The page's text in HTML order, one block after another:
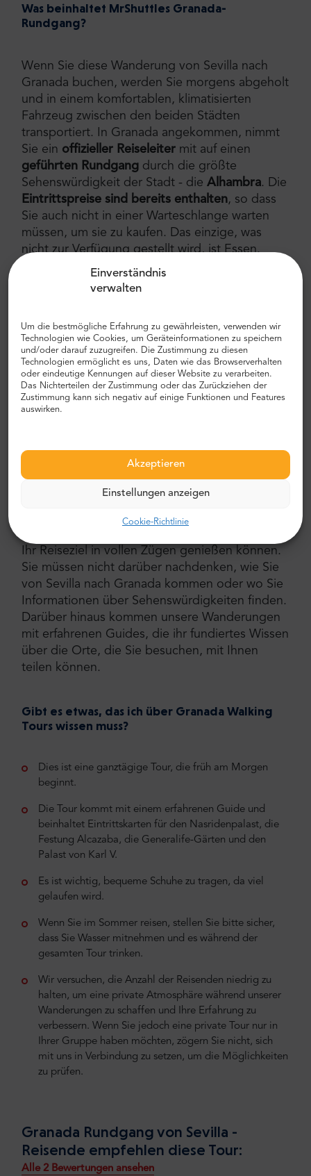
Einverständnis
verwalten
Um die bestmögliche Erfahrung zu gewährleisten, verwenden wir
Technologien wie Cookies, um Geräteinformationen zu speichern
und/oder darauf zuzugreifen. Die Zustimmung zu diesen
Technologien ermöglicht es uns, Daten wie das Browserverhalten
oder eindeutige Kennungen auf dieser Website zu verarbeiten.
Das Nichterteilen der Zustimmung oder das Zurückziehen der
Zustimmung kann sich negativ auf einige Funktionen und Features
auswirken.
Akzeptieren
Einstellungen anzeigen
Cookie-Richtlinie
Was beinhaltet MrShuttles Granada-
Rundgang?
Wenn Sie diese Wanderung von Sevilla nach
Granada buchen, werden Sie morgens abgeholt
und in einem komfortablen, klimatisierten
Fahrzeug zwischen den beiden Städten
transportiert. In Granada angekommen, nimmt
Sie ein offizieller Reiseleiter mit auf einen
geführten Rundgang durch die größte
Sehenswürdigkeit der Stadt - die Alhambra. Die
Eintrittspreise sind bereits enthalten, so dass
Sie auch nicht in einer Warteschlange warten
müssen, um sie zu kaufen. Das einzige, was
nicht zur Verfügung gestellt wird, ist Essen.
Nachdem die Wanderung beendet ist und Sie
eine gesunde Dosis Granada gegessen haben,
Warum sind ganztägige Wanderungen mit
MrShuttle eine gute Option?
Das Herausfinden von Transportwegen,
möchten, also kommen wir hier ins Spiel. Wenn
Sie Tagesausflüge mit MrShuttle buchen,
Zeitverschwendung für die langweilige Logistik.
Wir planen Touren und die Reiseroute für Sie,
Ihr Reiseziel in vollen Zügen genießen können.
Sie müssen nicht darüber nachdenken, wie Sie
von Sevilla nach Granada kommen oder wo Sie
Informationen über Sehenswürdigkeiten finden.
Darüber hinaus kommen unsere Wanderungen
mit erfahrenen Guides, die ihr fundiertes Wissen
über die Orte, die Sie besuchen, mit Ihnen
teilen können.
Gibt es etwas, das ich über Granada Walking
Tours wissen muss?
Dies ist eine ganztägige Tour, die früh am Morgen
beginnt.
Die Tour kommt mit einem erfahrenen Guide und
beinhaltet Eintrittskarten für den Nasridenpalast, die
Festung Alcazaba, die Generalife-Gärten und den
Palast von Karl V.
Es ist wichtig, bequeme Schuhe zu tragen, da viel
gelaufen wird.
Wenn Sie im Sommer reisen, stellen Sie bitte sicher,
dass Sie Wasser mitnehmen und es während der
gesamten Tour trinken.
Wir versuchen, die Anzahl der Reisenden niedrig zu
halten, um eine private Atmosphäre während unserer
Wanderungen zu schaffen und Ihre Erfahrung zu
verbessern. Wenn Sie jedoch eine private Tour nur in
Ihrer Gruppe haben möchten, zögern Sie nicht, sich
mit uns in Verbindung zu setzen, um die Möglichkeiten
zu prüfen.
Granada Rundgang von Sevilla -
Reisende empfehlen diese Tour:
Alle 2 Bewertungen ansehen